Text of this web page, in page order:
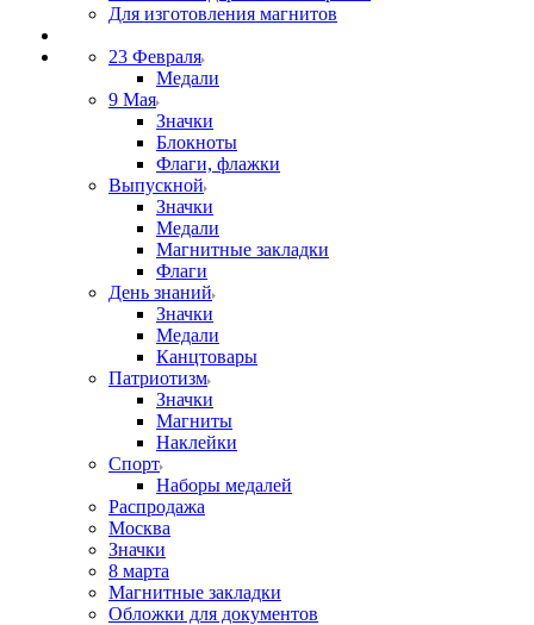
Для изготовления магнитов
23 Февраля
Медали
9 Мая
Значки
Блокноты
Флаги, флажки
Выпускной
Значки
Медали
Магнитные закладки
Флаги
День знаний
Значки
Медали
Канцтовары
Патриотизм
Значки
Магниты
Наклейки
Спорт
Наборы медалей
Распродажа
Москва
Значки
8 марта
Магнитные закладки
Обложки для документов